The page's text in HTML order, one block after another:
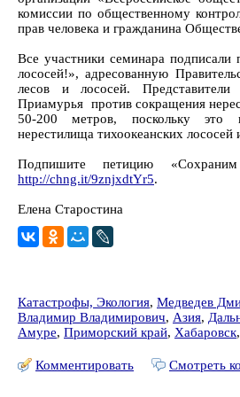
комиссии по общественному
прав человека и гражданина
Все участники семинара
лососей!», адресованную
лесов и лососей.
Приамурья против сокращения
50-200 метров, поскольку это
нерестилища тихоокеанских
Подпишите петицию
http://chng.it/9znjxdtYr5.
Елена Старостина
Катастрофы, Экология, Медведев
Владимир Владимирович, Азия,
Амуре, Приморский край, Хабаровск,
Комментировать Смотреть